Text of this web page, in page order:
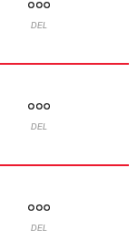
DEL
DEL
DEL